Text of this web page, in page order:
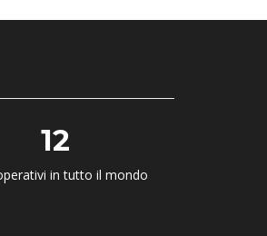
12
in tutto il mondo